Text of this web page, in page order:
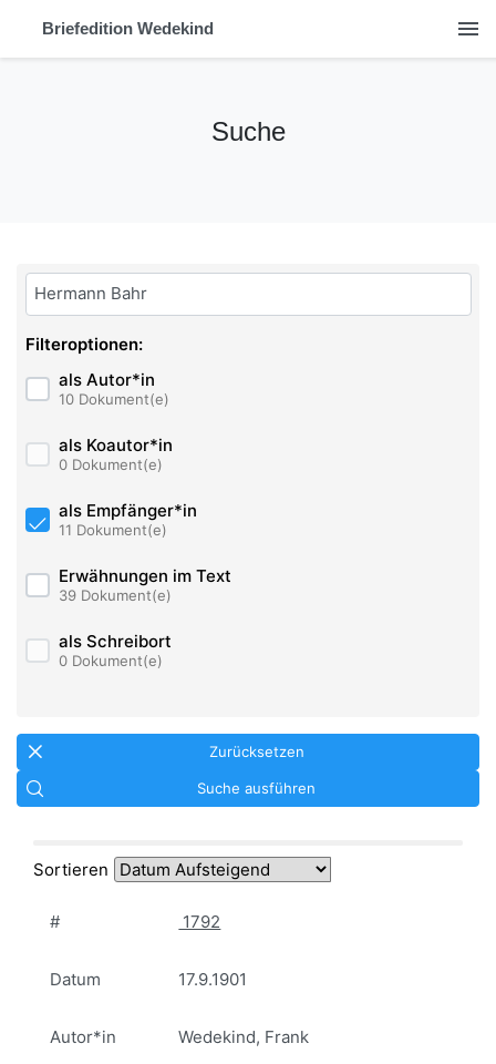
Briefedition Wedekind menu
Suche
Bitte geben Sie hier ihren Suchbegriff ein:
Filteroptionen:
als Autor*in
10 Dokument(e)
als Koautor*in
0 Dokument(e)
als Empfänger*in
11 Dokument(e)
Erwähnungen im Text
39 Dokument(e)
als Schreibort
0 Dokument(e)
Zurücksetzen
Suche ausführen
Sortieren
# 1792
Datum 17.9.1901
Autor*in Wedekind, Frank